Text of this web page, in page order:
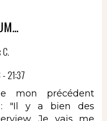
21:37
mon précédent
: "Il y a bien des